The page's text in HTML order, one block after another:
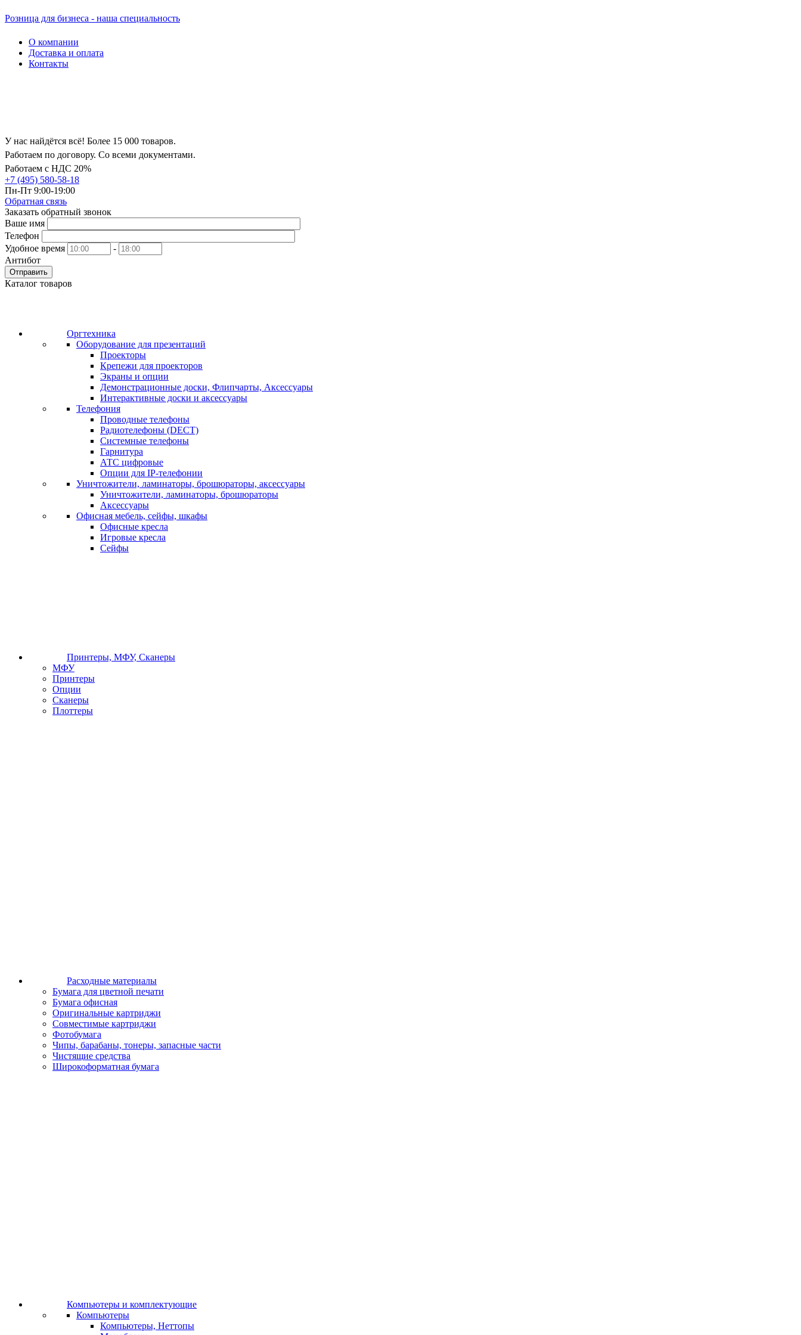
Розница для бизнеса - наша специальность
О компании
Доставка и оплата
Контакты
У нас найдётся всё! Более 15 000 товаров.
Работаем по договору. Со всеми документами.
Работаем с НДС 20%
+7 (495) 580-58-18
Пн-Пт 9:00-19:00
Обратная связь
Заказать обратный звонок
Ваше имя
Телефон
Удобное время
-
Антибот
Отправить
Каталог товаров
Оргтехника
Оборудование для презентаций
Проекторы
Крепежи для проекторов
Экраны и опции
Демонстрационные доски, Флипчарты, Аксессуары
Интерактивные доски и аксессуары
Телефония
Проводные телефоны
Радиотелефоны (DECT)
Системные телефоны
Гарнитура
АТС цифровые
Опции для IP-телефонии
Уничтожители, ламинаторы, брошюраторы, аксессуары
Уничтожители, ламинаторы, брошюраторы
Аксессуары
Офисная мебель, сейфы, шкафы
Офисные кресла
Игровые кресла
Сейфы
Принтеры, МФУ, Сканеры
МФУ
Принтеры
Опции
Сканеры
Плоттеры
Расходные материалы
Бумага для цветной печати
Бумага офисная
Оригинальные картриджи
Совместимые картриджи
Фотобумага
Чипы, барабаны, тонеры, запасные части
Чистящие средства
Широкоформатная бумага
Компьютеры и комплектующие
Компьютеры
Компьютеры, Неттопы